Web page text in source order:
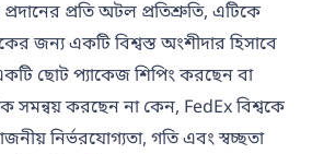
প্রতি অটল প্রতিশ্রুতি, এটিকে
জন্য একটি বিশ্বস্ত অংশীদার হিসাবে
ছোট প্যাকেজ শিপিং করছেন বা
সমন্বয় করছেন না কেন, FedEx বিশ্বকে
নির্ভরযোগ্যতা, গতি এবং স্বচ্ছতা